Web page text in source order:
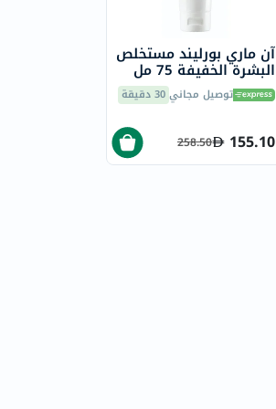
آن ماري بورليند مستخلص
البشرة الخفيفة 75 مل
توصيل مجاني30 دقيقة
155.10
258.50